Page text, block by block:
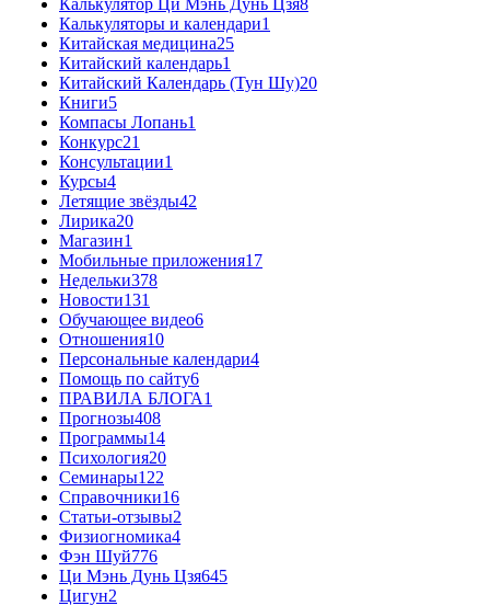
Калькулятор Ци Мэнь Дунь Цзя8
Калькуляторы и календари1
Китайская медицина25
Китайский календарь1
Китайский Календарь (Тун Шу)20
Книги5
Компасы Лопань1
Конкурс21
Консультации1
Курсы4
Летящие звёзды42
Лирика20
Магазин1
Мобильные приложения17
Недельки378
Новости131
Обучающее видео6
Отношения10
Персональные календари4
Помощь по сайту6
ПРАВИЛА БЛОГА1
Прогнозы408
Программы14
Психология20
Семинары122
Справочники16
Статьи-отзывы2
Физиогномика4
Фэн Шуй776
Ци Мэнь Дунь Цзя645
Цигун2